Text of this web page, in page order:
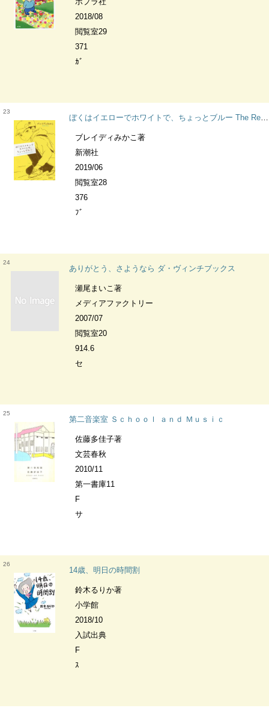
2018/08
閲覧室29
371
ｶﾞ
23
ぼくはイエローでホワイトで、ちょっとブルー The Real British Secondary School Days
ブレイディみかこ著
新潮社
2019/06
閲覧室28
376
ﾌﾞ
24
ありがとう、さようなら ダ・ヴィンチブックス
瀬尾まいこ著
メディアファクトリー
2007/07
閲覧室20
914.6
セ
25
第二音楽室 Ｓｃｈｏｏｌ ａｎｄ Ｍｕｓｉｃ
佐藤多佳子著
文芸春秋
2010/11
第一書庫11
F
サ
26
14歳、明日の時間割
鈴木るりか著
小学館
2018/10
入試出典
F
ｽ